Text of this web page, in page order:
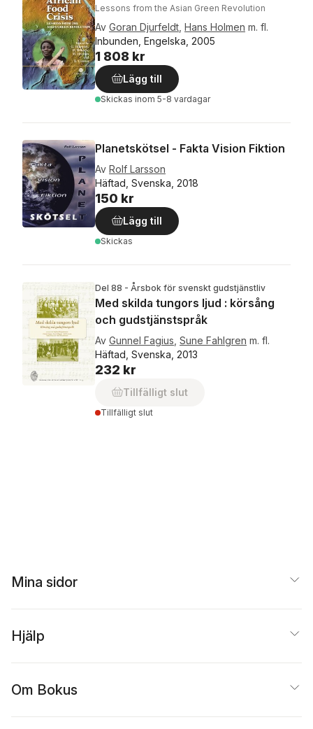
Lessons from the Asian Green Revolution
Av Goran Djurfeldt Hans Holmen m. fl.
Inbunden, Engelska, 2005
1 808 kr
Lägg till
Skickas inom 5-8 vardagar
Planetskötsel - Fakta Vision Fiktion
Av Rolf Larsson
Häftad, Svenska, 2018
150 kr
Lägg till
Skickas
Del 88 - Årsbok för svenskt gudstjänstliv
Med skilda tungors ljud : körsång
och gudstjänstspråk
Av Gunnel Fagius Sune Fahlgren m. fl.
Häftad, Svenska, 2013
232 kr
Tillfälligt slut
Tillfälligt slut
Mina sidor
Hjälp
Om Bokus